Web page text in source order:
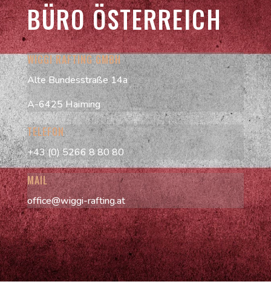
BÜRO ÖSTERREICH
WIGGI RAFTING GMBH
Alte Bundesstraße 14a
A-6425 Haiming
TELEFON
+43 (0) 5266 8 80 80
MAIL
office@wiggi-rafting.at